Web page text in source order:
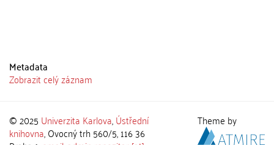
Metadata
Zobrazit celý záznam
© 2025 Univerzita Karlova,Ústřední
knihovna, Ovocný trh 560/5, 116 36
Theme by